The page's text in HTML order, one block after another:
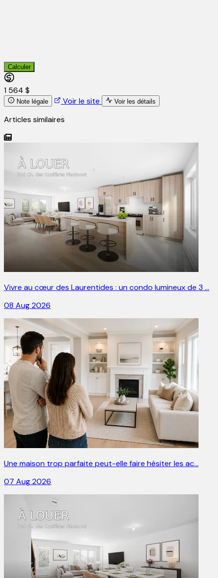
Calculer
1 564 $
Note légale Voir le site Voir les détails
Articles similaires
Vivre au cœur des Laurentides : un condo lumineux de 3 …
08 Aug 2026
Une maison trop parfaite peut-elle faire hésiter les ac…
07 Aug 2026